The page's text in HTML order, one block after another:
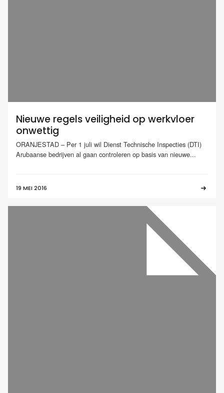
Nieuwe regels veiligheid op werkvloer
onwettig
ORANJESTAD – Per 1 juli wil Dienst Technische Inspecties (DTI)
Arubaanse bedrijven al gaan controleren op basis van nieuwe...
19 MEI 2016